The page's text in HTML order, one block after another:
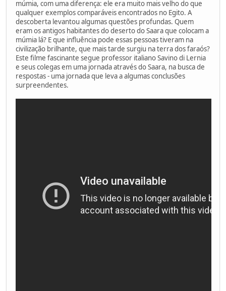
múmia, com uma diferença: ele era muito mais velho do que
qualquer exemplos comparáveis ​​encontrados no Egito. A
descoberta levantou algumas questões profundas. Quem
eram os antigos habitantes do deserto do Saara que colocam a
múmia lá? E que influência pode essas pessoas tiveram na
civilização brilhante, que mais tarde surgiu na terra dos faraós?
Este filme fascinante segue professor italiano Savino di Lernia
e seus colegas em uma jornada através do Saara, na busca de
respostas - uma jornada que leva a algumas conclusões
surpreendentes.